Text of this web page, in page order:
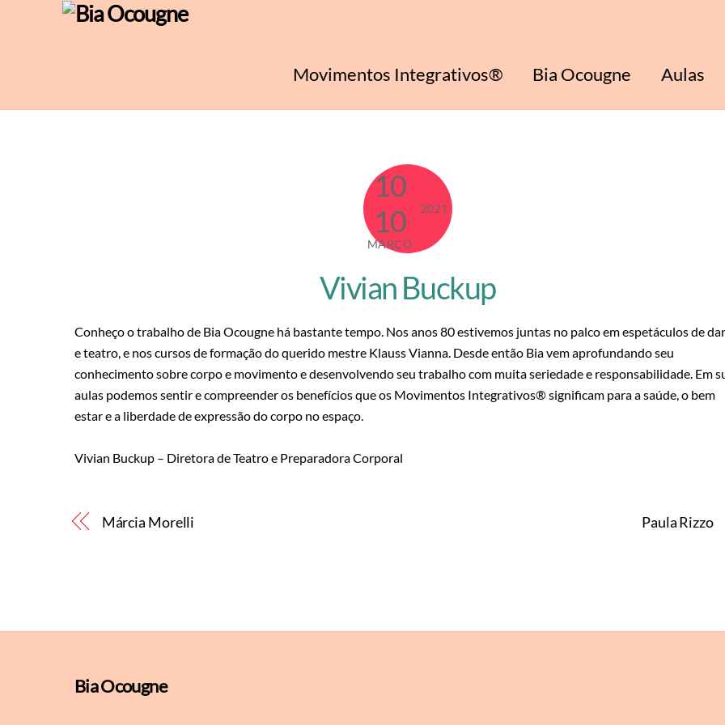
Movimentos Integrativos® Bia Ocougne Aulas
10
10
MARÇO
2021
Vivian Buckup
Conheço o trabalho de Bia Ocougne há bastante tempo. Nos anos 80 estivemos juntas no palco em espetáculos de
e teatro, e nos cursos de formação do querido mestre Klauss Vianna. Desde então Bia vem aprofundando seu
conhecimento sobre corpo e movimento e desenvolvendo seu trabalho com muita seriedade e responsabilidade. Em
aulas podemos sentir e compreender os benefícios que os Movimentos Integrativos® significam para a saúde, o bem
estar e a liberdade de expressão do corpo no espaço.
Vivian Buckup – Diretora de Teatro e Preparadora Corporal
Márcia Morelli Paula Rizzo
Bia Ocougne